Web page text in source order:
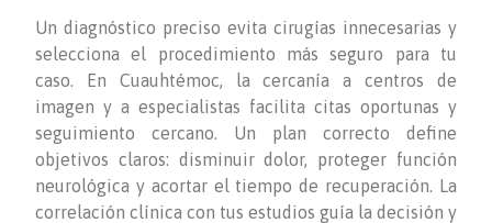
Un diagnóstico preciso evita cirugías innecesarias y
selecciona el procedimiento más seguro para tu
caso. En Cuauhtémoc, la cercanía a centros de
imagen y a especialistas facilita citas oportunas y
seguimiento cercano. Un plan correcto define
objetivos claros: disminuir dolor, proteger función
neurológica y acortar el tiempo de recuperación. La
correlación clínica con tus estudios guía la decisión y